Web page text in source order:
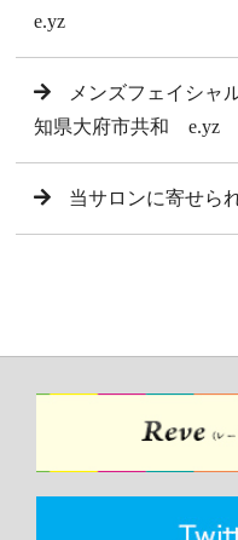
e.yz
メンズフェイシ
知県大府市共和 e.yz
当サロンに寄せら